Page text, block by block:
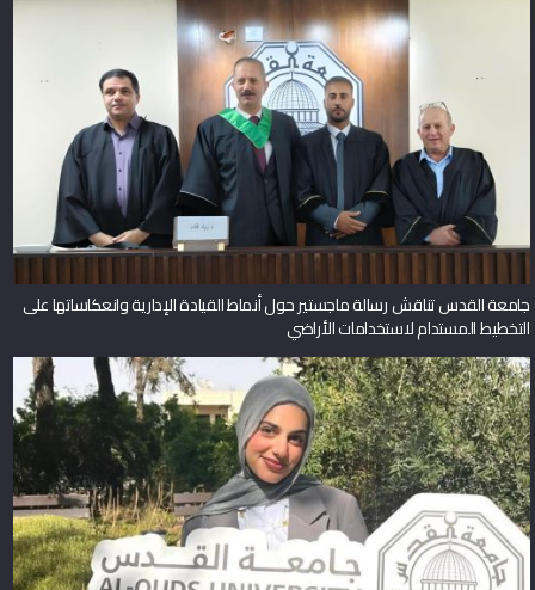
جامعة القدس تناقش رسالة ماجستير حول أنماط القيادة الإدارية وانعكاساتها على
التخطيط المستدام لاستخدامات الأراضي